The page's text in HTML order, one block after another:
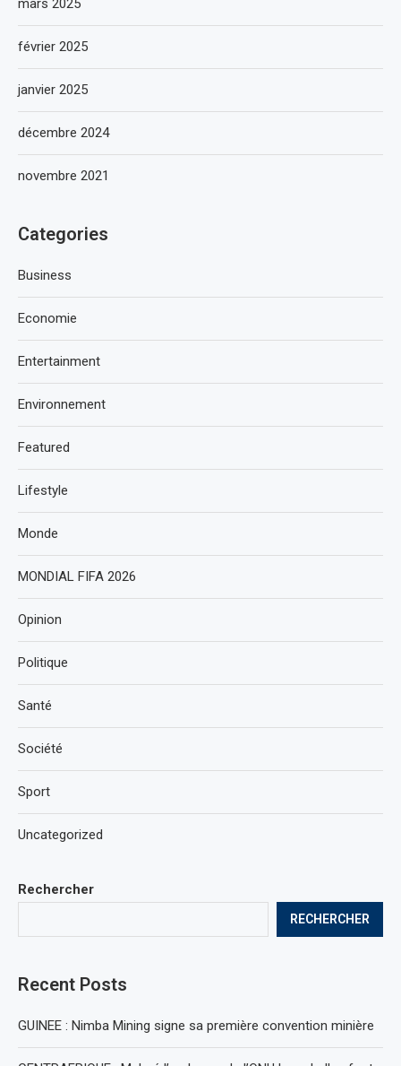
Rechercher
RECHERCHER
Recent Posts
GUINEE : Nimba Mining signe sa première convention minière
mars 2025
février 2025
janvier 2025
décembre 2024
novembre 2021
Categories
Business
Economie
Entertainment
Environnement
Featured
Lifestyle
Monde
MONDIAL FIFA 2026
Opinion
Politique
Santé
Société
Sport
Uncategorized